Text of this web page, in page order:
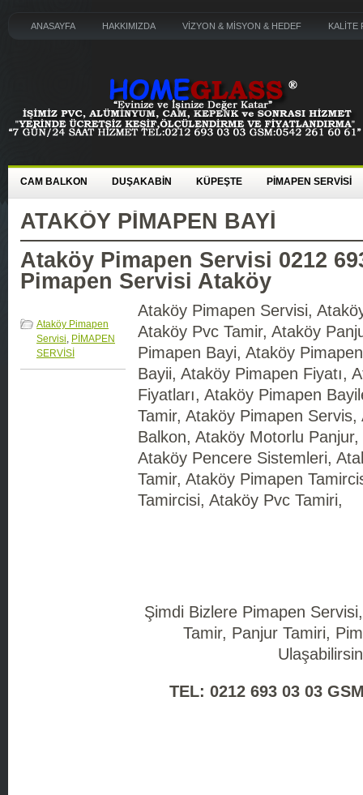
ANASAYFA HAKKIMIZDA VİZYON & MİSYON & HEDEF KALİTE
CAM BALKON DUŞAKABİN KÜPEŞTE PİMAPEN SERVİSİ
ATAKÖY PIMAPEN BAYI
Ataköy Pimapen Servisi 0212
Pimapen Servisi Ataköy
Ataköy Pimapen
Servisi, PİMAPEN
SERVİSİ
Ataköy Pimapen Servisi,
Ataköy Pvc Tamir, Ataköy
Pimapen Bayi, Ataköy
Bayii, Ataköy Pimapen Fiyatı,
Fiyatları, Ataköy Pimapen
Tamir, Ataköy Pimapen
Balkon, Ataköy Motorlu
Ataköy Pencere Sistemleri,
Tamir, Ataköy Pimapen
Tamircisi, Ataköy Pvc Tamiri,
Şimdi Bizlere Pimapen
Tamir, Panjur Tamiri,
TEL: 0212 693 03 03